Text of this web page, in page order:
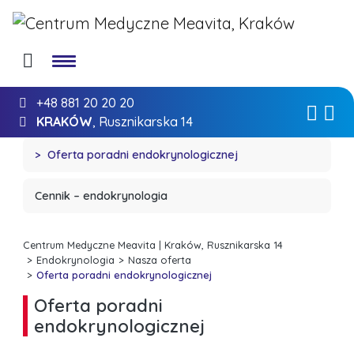
+48 881 20 20 20
KRAKÓW, Rusznikarska 14
Oferta poradni endokrynologicznej
Cennik – endokrynologia
Centrum Medyczne Meavita | Kraków, Rusznikarska 14
Endokrynologia
Nasza oferta
Oferta poradni endokrynologicznej
Oferta poradni
endokrynologicznej